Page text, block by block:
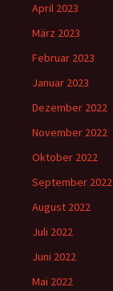
April 2023
März 2023
Februar 2023
Januar 2023
Dezember 2022
November 2022
Oktober 2022
September 2022
August 2022
Juli 2022
Juni 2022
Mai 2022